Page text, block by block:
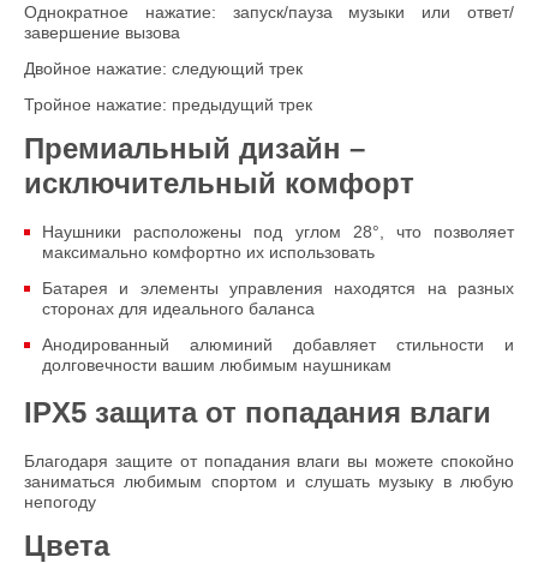
Однократное нажатие: запуск/пауза музыки или ответ/
завершение вызова
Двойное нажатие: следующий трек
Тройное нажатие: предыдущий трек
Премиальный дизайн –
исключительный комфорт
Наушники расположены под углом 28°, что позволяет
максимально комфортно их использовать
Батарея и элементы управления находятся на разных
сторонах для идеального баланса
Анодированный алюминий добавляет стильности и
долговечности вашим любимым наушникам
IPX5 защита от попадания влаги
Благодаря защите от попадания влаги вы можете спокойно
заниматься любимым спортом и слушать музыку в любую
непогоду
Цвета